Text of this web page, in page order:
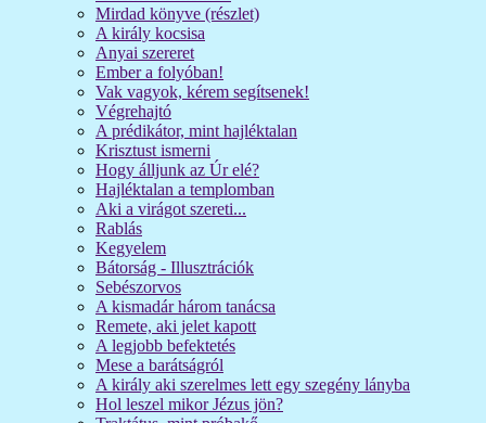
Mirdad könyve (részlet)
A király kocsisa
Anyai szereret
Ember a folyóban!
Vak vagyok, kérem segítsenek!
Végrehajtó
A prédikátor, mint hajléktalan
Krisztust ismerni
Hogy álljunk az Úr elé?
Hajléktalan a templomban
Aki a virágot szereti...
Rablás
Kegyelem
Bátorság - Illusztrációk
Sebészorvos
A kismadár három tanácsa
Remete, aki jelet kapott
A legjobb befektetés
Mese a barátságról
A király aki szerelmes lett egy szegény lányba
Hol leszel mikor Jézus jön?